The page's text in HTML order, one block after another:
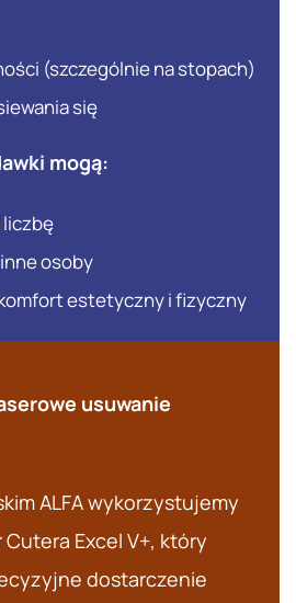
(szczególnie na stopach)
się
mogą:
liczbę
osoby
estetyczny i fizyczny
usuwanie
ALFA wykorzystujemy
Excel V+, który
dostarczenie